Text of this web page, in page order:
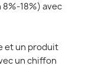
18%) avec
et un produit
un chiffon